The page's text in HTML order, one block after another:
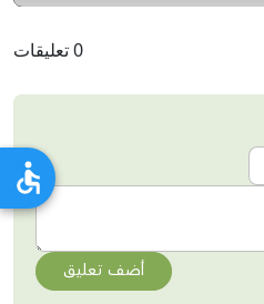
0 تعليقات
أضف تعليق